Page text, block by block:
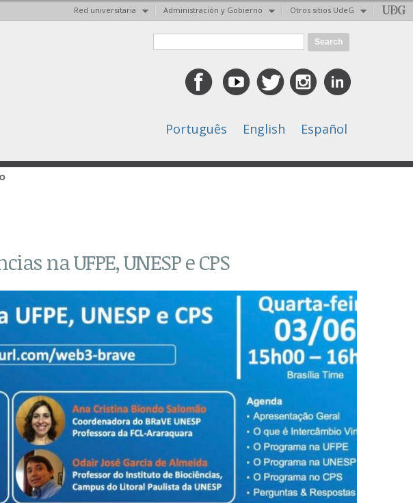
Red universitaria Administración y Gobierno Otros sitios UdeG
Search form
Português English Español
na UFPE, UNESP e CPS